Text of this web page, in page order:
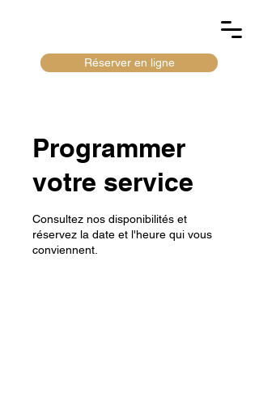
Réserver en ligne
Programmer
votre service
Consultez nos disponibilités et
réservez la date et l'heure qui vous
conviennent.